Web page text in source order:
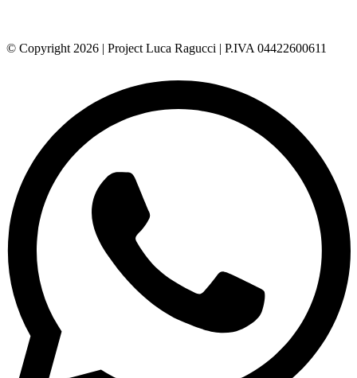
© Copyright 2026 | Project Luca Ragucci | P.IVA 04422600611